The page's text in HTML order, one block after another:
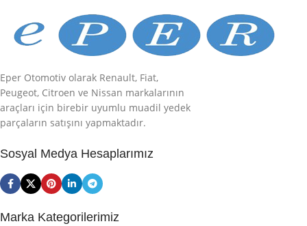
Eper Otomotiv olarak Renault, Fiat,
Peugeot, Citroen ve Nissan markalarının
araçları için birebir uyumlu muadil yedek
parçaların satışını yapmaktadır.
Sosyal Medya Hesaplarımız
Marka Kategorilerimiz